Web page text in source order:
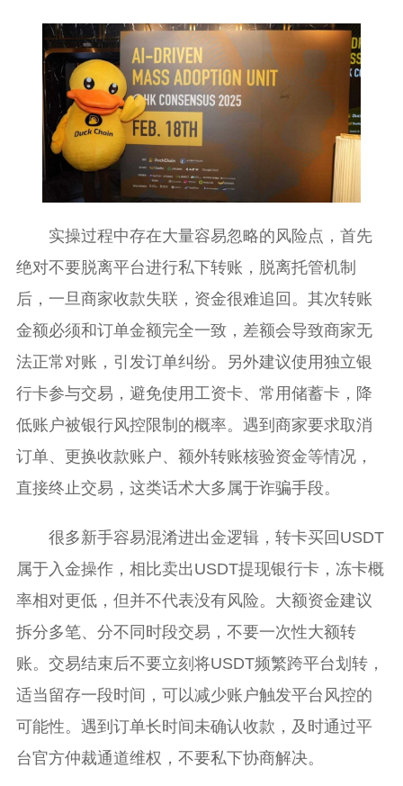
实操过程中存在大量容易忽略的风险点，首先
绝对不要脱离平台进行私下转账，脱离托管机制
后，一旦商家收款失联，资金很难追回。其次转账
金额必须和订单金额完全一致，差额会导致商家无
法正常对账，引发订单纠纷。另外建议使用独立银
行卡参与交易，避免使用工资卡、常用储蓄卡，降
低账户被银行风控限制的概率。遇到商家要求取消
订单、更换收款账户、额外转账核验资金等情况，
直接终止交易，这类话术大多属于诈骗手段。
很多新手容易混淆进出金逻辑，转卡买回USDT
属于入金操作，相比卖出USDT提现银行卡，冻卡概
率相对更低，但并不代表没有风险。大额资金建议
拆分多笔、分不同时段交易，不要一次性大额转
账。交易结束后不要立刻将USDT频繁跨平台划转，
适当留存一段时间，可以减少账户触发平台风控的
可能性。遇到订单长时间未确认收款，及时通过平
台官方仲裁通道维权，不要私下协商解决。